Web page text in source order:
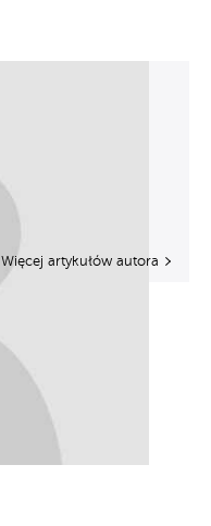
Więcej artykułów autora